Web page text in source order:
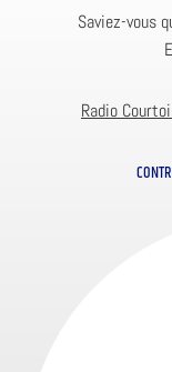
Saviez-vous
Radio